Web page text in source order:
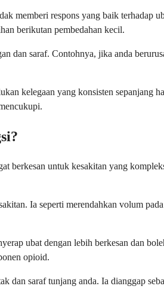
memberi respons yang baik terhadap
berikutan pembedahan kecil.
saraf. Contohnya, jika anda
kelegaan yang konsisten sepanjang
untuk kesakitan yang
Ia seperti merendahkan volum
ubat dengan lebih berkesan dan
opioid.
saraf tunjang anda. Ia dianggap